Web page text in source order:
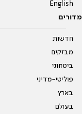
English
מדורים
חדשות
מבזקים
ביטחוני
פוליטי-מדיני
בארץ
בעולם